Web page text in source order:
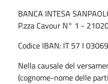
BANCA INTESA
P.zza Cavour N° 1 -
Codice IBAN: IT 57 I
Nella causale del
(cognome-nome delle